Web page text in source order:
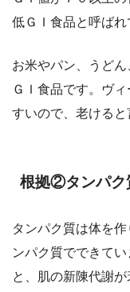
低ＧＩ食品と呼ばれ
お米やパン、うど
ＧＩ食品です。ヴ
すいので、老けると
根拠②タンパク
タンパク質は体を
ンパク質でできて
と、肌の新陳代謝